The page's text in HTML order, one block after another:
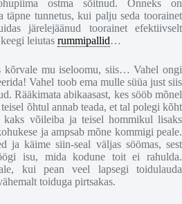
ostma sõitnud. Õnneks on
täpne tunnetus, kui palju seda toorainet
järelejäänud toorainet efektiivselt
leiutas rummipallid…
kõrvale mu iseloomu, siis… Vahel ongi
Vahel toob ema mulle süüa just siis
Rääkimata abikaasast, kes sööb mõnel
õhtul annab teada, et tal polegi kõht
võileiba ja teisel hommikul lisaks
ja ampsab mõne kommigi peale.
ja käime siin-seal väljas söömas, sest
isu, mida kodune toit ei rahulda.
kui pean veel lapsegi toidulauda
toiduga pirtsakas.